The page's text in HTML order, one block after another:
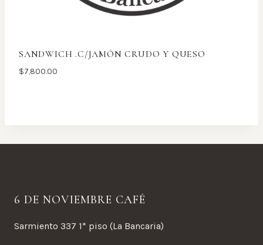
SANDWICH .C/JAMÓN CRUDO Y QUESO
$7,800.00
6 DE NOVIEMBRE CAFÉ
Sarmiento 337 1* piso (La Bancaria)